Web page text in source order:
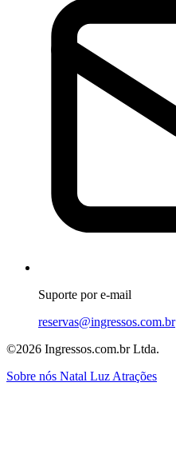
Suporte por e-mail
reservas@ingressos.com.br
©2026 Ingressos.com.br Ltda.
Sobre nós Natal Luz Atrações